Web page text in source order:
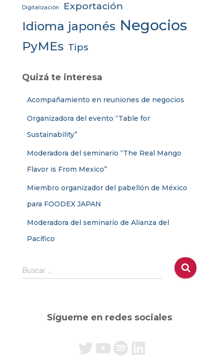
Digitalización Exportación
Idioma japonés Negocios
PyMEs Tips
Quizá te interesa
Acompañamiento en reuniones de negocios
Organizadora del evento “Table for
Sustainability”
Moderadora del seminario “The Real Mango
Flavor is From Mexico”
Miembro organizador del pabellón de México
para FOODEX JAPAN
Moderadora del seminario de Alianza del
Pacífico
B
u
Buscar …
Sígueme en redes sociales
Mi Twitter es @EmiLaJaponesa Mi canal de YouTube es Emi La Japonesa Spotify LinkedIn